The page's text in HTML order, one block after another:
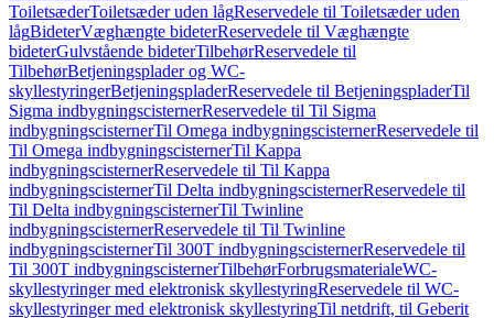
ToiletsæderToiletsæder uden lågReservedele til Toiletsæder uden
lågBideterVæghængte bideterReservedele til Væghængte
bideterGulvstående bideterTilbehørReservedele til
TilbehørBetjeningsplader og WC-
skyllestyringerBetjeningspladerReservedele til BetjeningspladerTil
Sigma indbygningscisternerReservedele til Til Sigma
indbygningscisternerTil Omega indbygningscisternerReservedele til
Til Omega indbygningscisternerTil Kappa
indbygningscisternerReservedele til Til Kappa
indbygningscisternerTil Delta indbygningscisternerReservedele til
Til Delta indbygningscisternerTil Twinline
indbygningscisternerReservedele til Til Twinline
indbygningscisternerTil 300T indbygningscisternerReservedele til
Til 300T indbygningscisternerTilbehørForbrugsmaterialeWC-
skyllestyringer med elektronisk skyllestyringReservedele til WC-
skyllestyringer med elektronisk skyllestyringTil netdrift, til Geberit